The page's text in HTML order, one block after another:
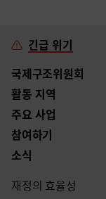
긴급 위기
국제구조위원회
활동 지역
주요 사업
참여하기
소식
재정의 효율성